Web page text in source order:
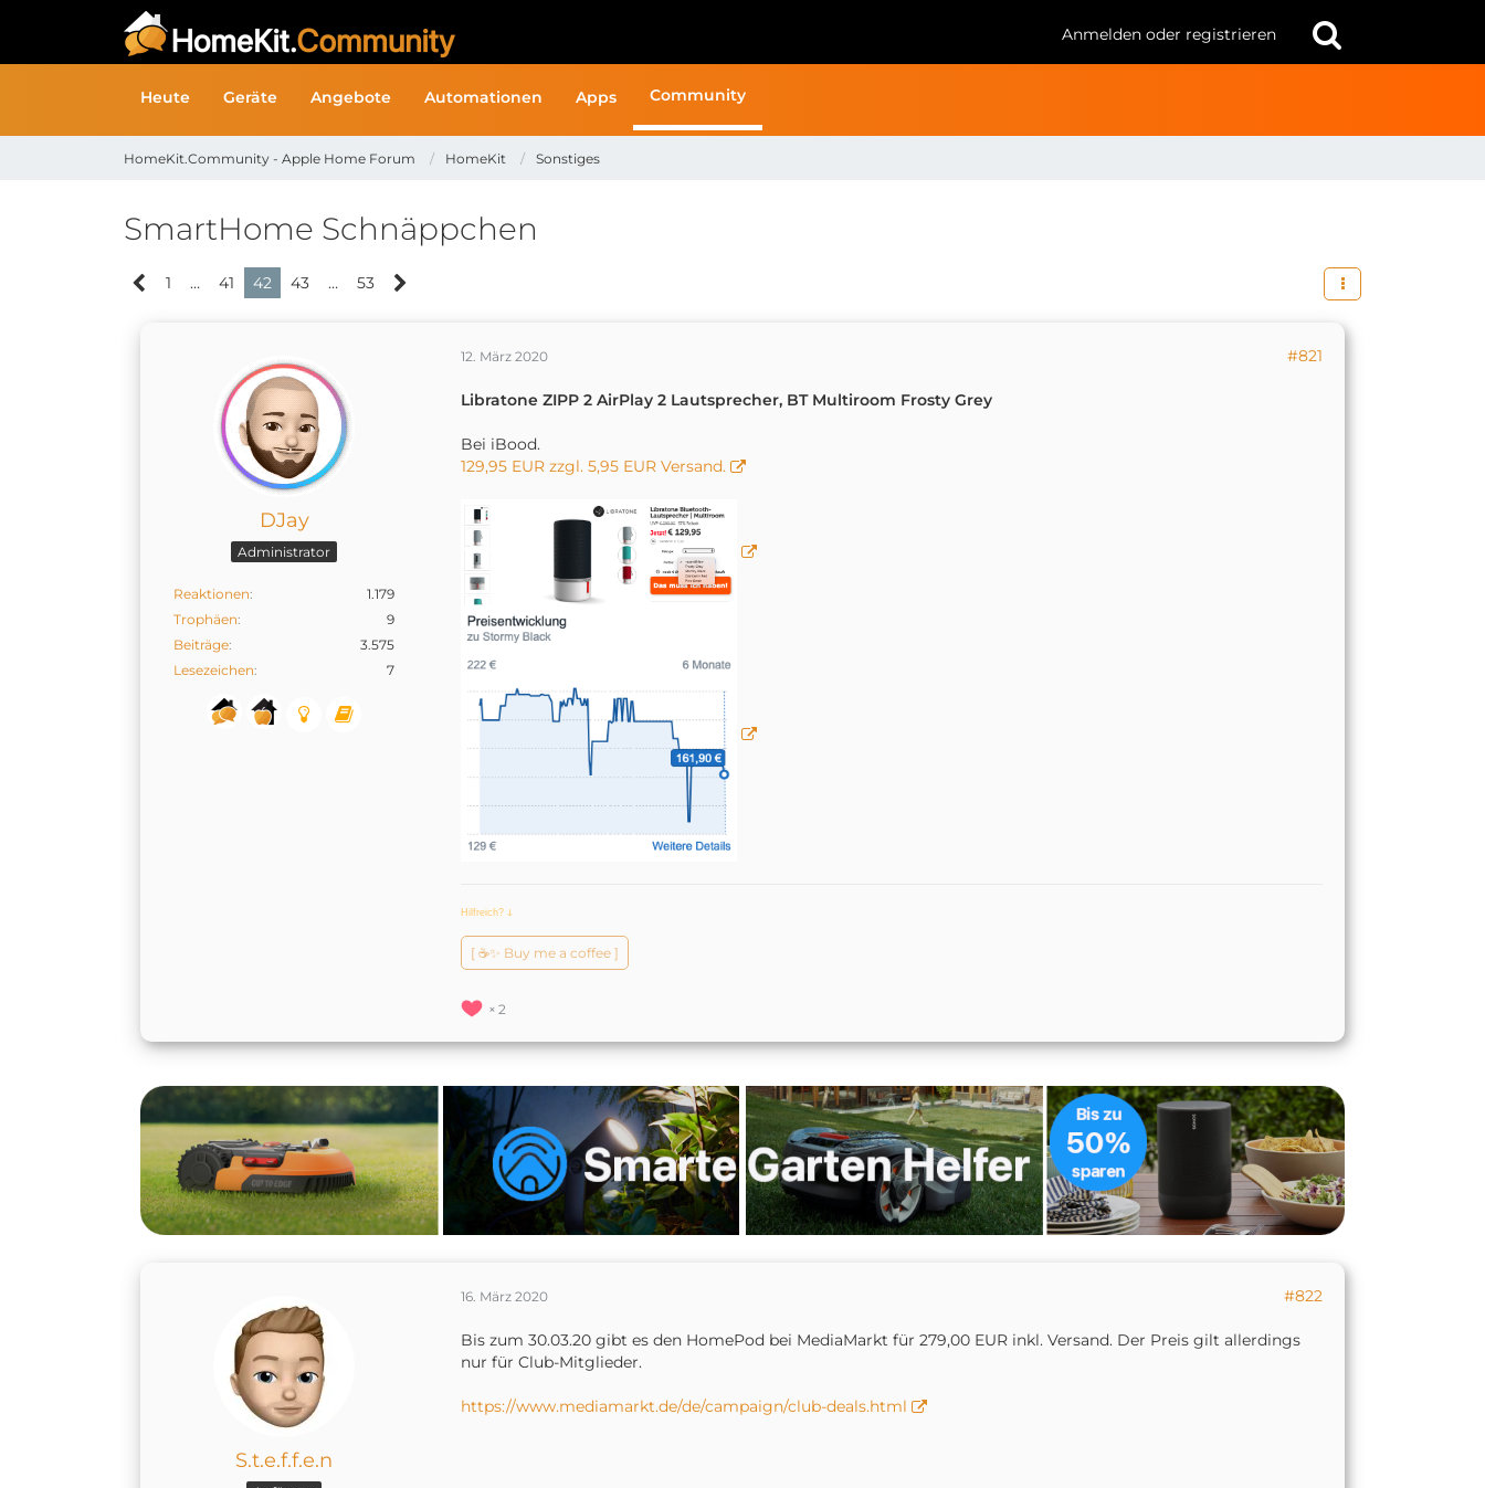
Anmelden oder registrieren
Heute Geräte Angebote Automationen Apps Community
HomeKit.Community - Apple Home Forum HomeKit Sonstiges
SmartHome Schnäppchen
1 … 41 42 43 … 53
DJay
Administrator
Reaktionen
1.179
Trophäen
9
Beiträge
3.575
Lesezeichen
7
12. März 2020 #821
Libratone ZIPP 2 AirPlay 2 Lautsprecher, BT Multiroom Frosty Grey
Bei iBood.
129,95 EUR zzgl. 5,95 EUR Versand.
Hilfreich? ↆ
[ ☕️✨ Buy me a coffee ]
2
S.t.e.f.f.e.n
16. März 2020 #822
Bis zum 30.03.20 gibt es den HomePod bei MediaMarkt für 279,00 EUR inkl. Versand. Der Preis gilt allerdings
nur für Club-Mitglieder.
https://www.mediamarkt.de/de/campaign/club-deals.html